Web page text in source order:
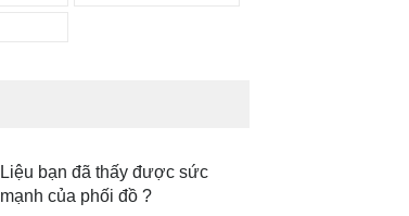
Liệu bạn đã thấy được sức
mạnh của phối đồ ?